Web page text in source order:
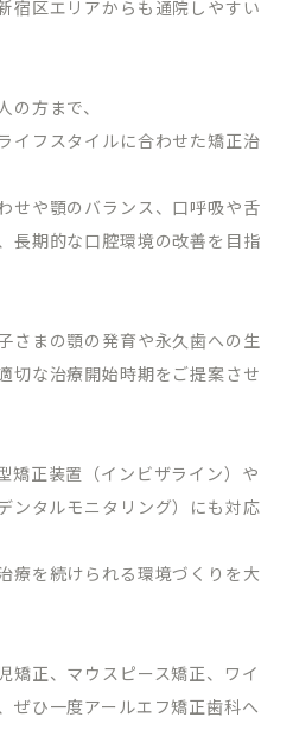
宿区エリアからも通院しやすい
方まで、
イフスタイルに合わせた矯正治
せや顎のバランス、口呼吸や舌
長期的な口腔環境の改善を目指
さまの顎の発育や永久歯への生
切な治療開始時期をご提案させ
矯正装置（インビザライン）や
ンタルモニタリング）にも対応
療を続けられる環境づくりを大
矯正、マウスピース矯正、ワイ
ぜひ一度アールエフ矯正歯科へ